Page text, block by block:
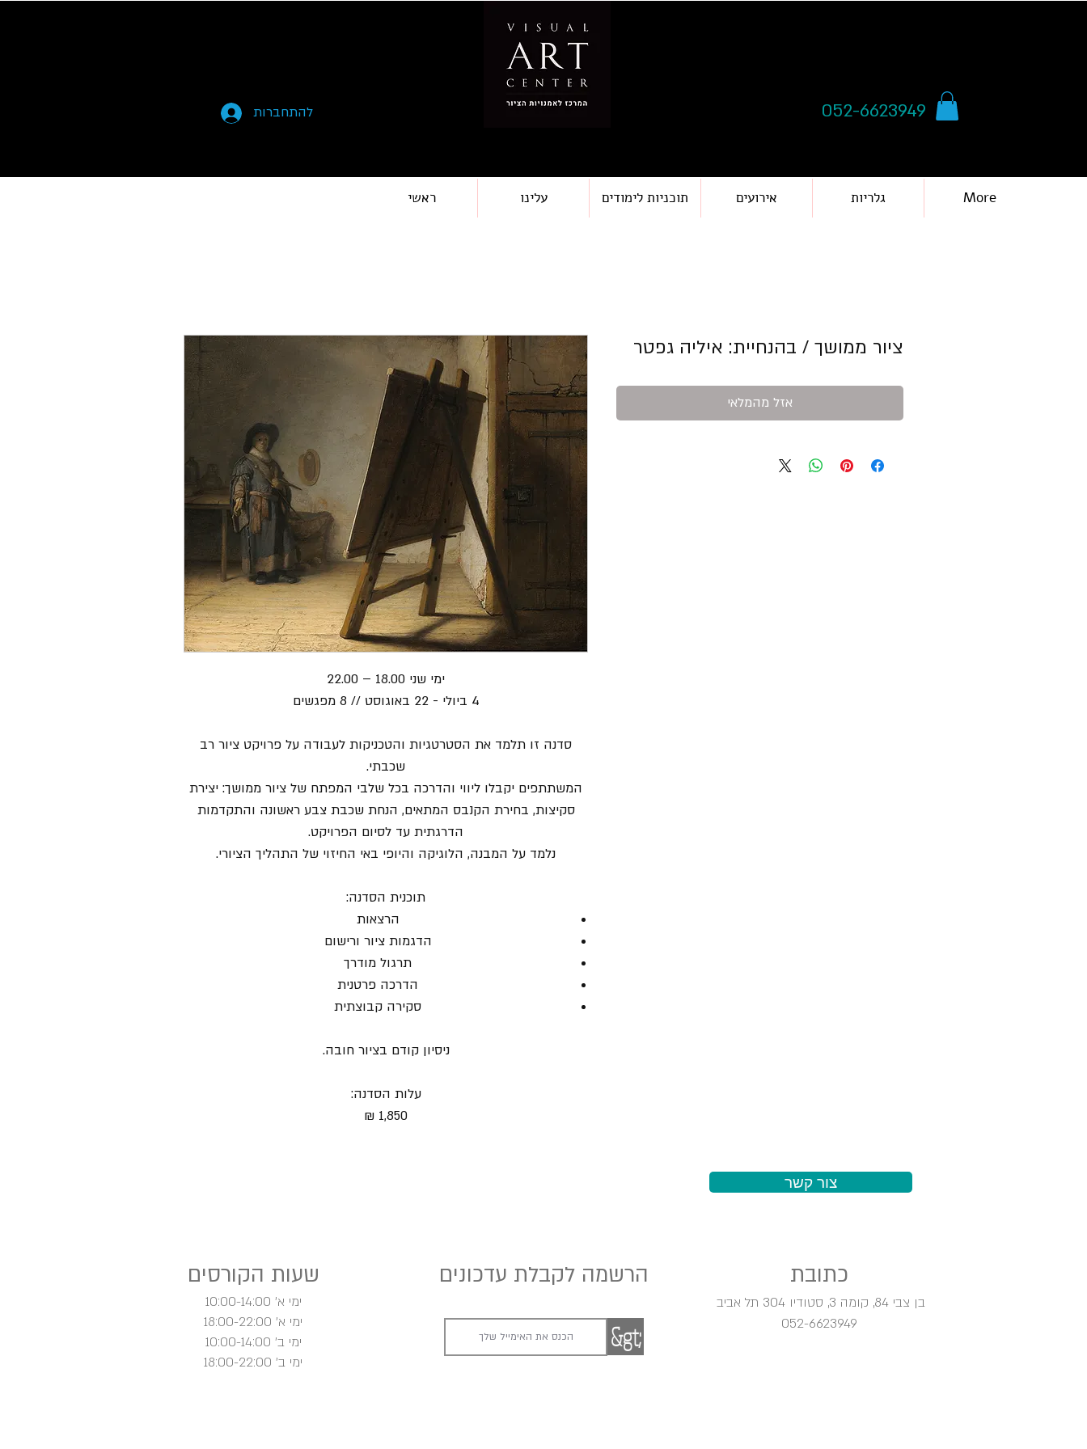
להתחברות 052-6623949
ימי שני 18.00 – 22.00
4 ביולי - 22 באוגוסט // 8 מפגשים
סדנה זו תלמד את הסטרטגיות והטכניקות לעבודה על פרויקט ציור רב
שכבתי.
המשתתפים יקבלו ליווי והדרכה בכל שלבי המפתח של ציור ממושך: יצירת
סקיצות, בחירת הקנבס המתאים, הנחת שכבת צבע ראשונה והתקדמות
הדרגתית עד לסיום הפרויקט.
נלמד על המבנה, הלוגיקה והיופי באי החיזוי של התהליך הציורי.
תוכנית הסדנה:
הרצאות
הדגמות ציור ורישום
תרגול מודרך
הדרכה פרטנית
סקירה קבוצתית
ניסיון קודם בציור חובה.
עלות הסדנה:
1,850 ₪
ציור ממושך / בהנחיית: איליה גפטר
אזל מהמלאי
צור קשר
ראשי עלינו תוכניות לימודים אירועים גלריות More
שעות הקורסים
ימי א' 10:00-14:00
ימי א' 18:00-22:00
ימי ב' 10:00-14:00
ימי ב' 18:00-22:00
הרשמה לקבלת עדכונים
&gt;
כתובת
בן צבי 84, קומה 3, סטודיו 304
תל אביב
052-6623949